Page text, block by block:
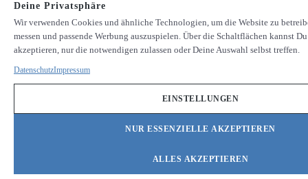
Deine Privatsphäre
Wir verwenden Cookies und ähnliche Technologien, um die Website zu
messen und passende Werbung auszuspielen. Über die Schaltflächen kannst
akzeptieren, nur die notwendigen zulassen oder Deine Auswahl selbst treffen.
DatenschutzImpressum
EINSTELLUNGEN
NUR ESSENZIELLE AKZEPTIEREN
ALLES AKZEPTIEREN